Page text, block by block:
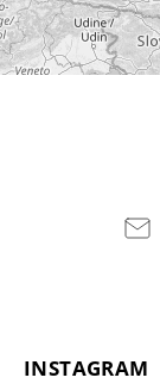
INSTAGRAM